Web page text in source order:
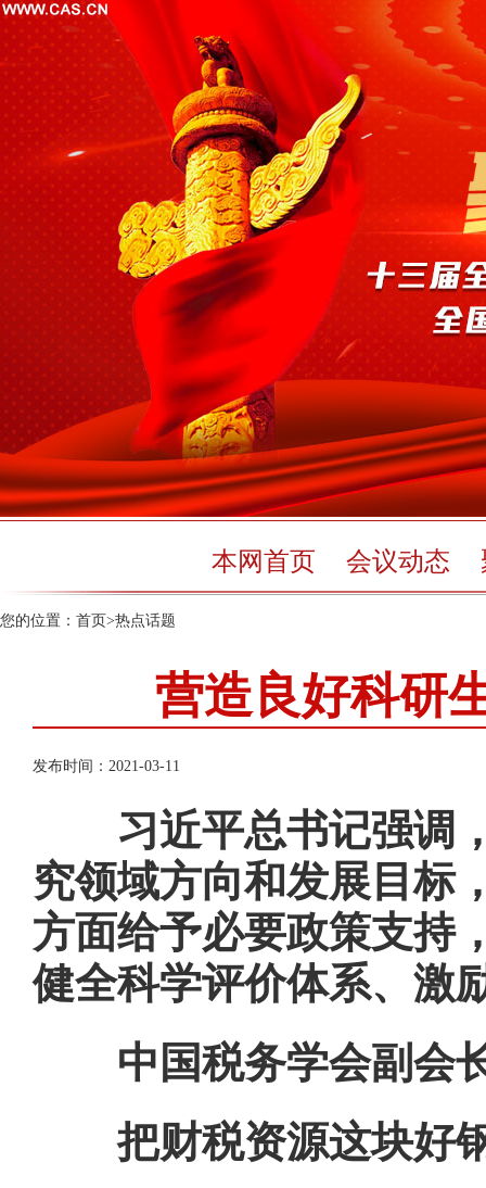
本网首页 会议动态
您的位置： 首页>热点话题
营造良好科研
发布时间：2021-03-11
习近平总书记强调
究领域方向和发展目标
方面给予必要政策支持
健全科学评价体系、激
中国税务学会副会
把财税资源这块好钢